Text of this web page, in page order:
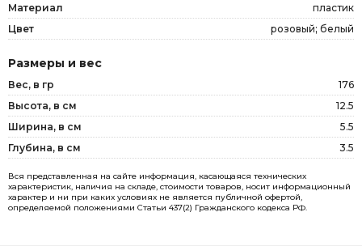
Материал
пластик
Цвет
розовый; белый
Размеры и вес
Вес, в гр
176
Высота, в см
12.5
Ширина, в см
5.5
Глубина, в см
3.5
Вся представленная на сайте информация, касающаяся технических
характеристик, наличия на складе, стоимости товаров, носит информационный
характер и ни при каких условиях не является публичной офертой,
определяемой положениями Статьи 437(2) Гражданского кодекса РФ.